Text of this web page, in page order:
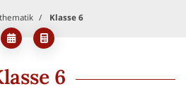
Klasse 6
6